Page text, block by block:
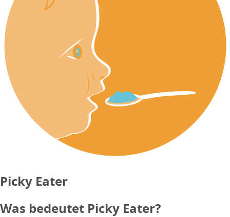
Picky Eater
Was bedeutet Picky Eater?